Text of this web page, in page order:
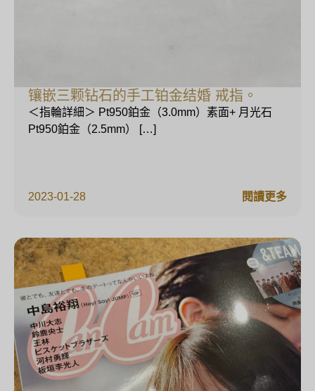
镶嵌三颗钻石的手工铂金结婚 戒指。
2023-01-28
＜指輪詳細＞ Pt950鉑金（3.0mm）素面+ 月光石
Pt950鉑金（2.5mm） […]
閱讀更多